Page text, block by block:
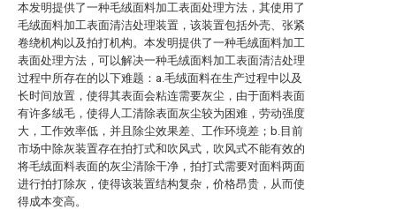
本发明提供了一种毛绒面料加工表面处理方法，其使用了
毛绒面料加工表面清洁处理装置，该装置包括外壳、张紧
卷绕机构以及拍打机构。本发明提供了一种毛绒面料加工
表面处理方法，可以解决一种毛绒面料加工表面清洁处理
过程中所存在的以下难题：a.毛绒面料在生产过程中以及
长时间放置，使得其表面会粘连需要灰尘，由于面料表面
有许多绒毛，使得人工清除表面灰尘较为困难，劳动强度
大，工作效率低，并且除尘效果差、工作环境差；b.目前
市场中除灰装置存在拍打式和吹风式，吹风式不能有效的
将毛绒面料表面的灰尘清除干净，拍打式需要对面料两面
进行拍打除灰，使得该装置结构复杂，价格昂贵，从而使
得成本变高。